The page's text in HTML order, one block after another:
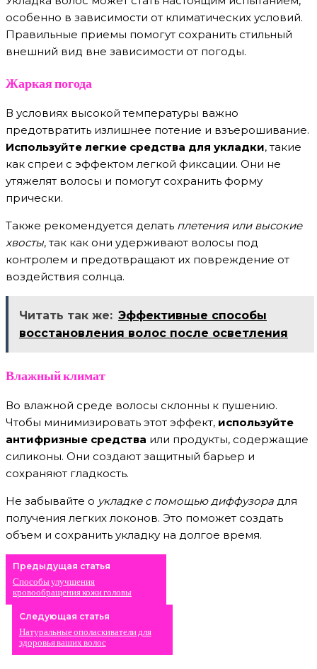
особенно в зависимости от климатических условий.
Правильные приемы помогут сохранить стильный
внешний вид вне зависимости от погоды.
Жаркая погода
В условиях высокой температуры важно
предотвратить излишнее потение и взъерошивание.
Используйте легкие средства для укладки, такие
как спреи с эффектом легкой фиксации. Они не
утяжелят волосы и помогут сохранить форму
прически.
Также рекомендуется делать плетения или высокие
хвосты, так как они удерживают волосы под
контролем и предотвращают их повреждение от
воздействия солнца.
Читать так же: Эффективные способы
восстановления волос после осветления
Влажный климат
Во влажной среде волосы склонны к пушению.
Чтобы минимизировать этот эффект, используйте
антифризные средства или продукты, содержащие
силиконы. Они создают защитный барьер и
сохраняют гладкость.
Не забывайте о укладке с помощью диффузора для
получения легких локонов. Это поможет создать
объем и сохранить укладку на долгое время.
Предыдущая статья
Способы улучшения
кровообращения кожи головы
Следующая статья
Натуральные ополаскиватели для
здоровья ваших волос